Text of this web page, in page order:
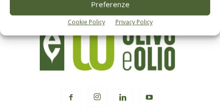
Preferenze
Cookie Policy Privacy Policy